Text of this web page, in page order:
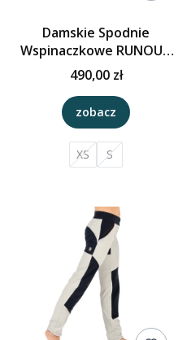
Damskie Spodnie
Wspinaczkowe RUNOUT
WMN
Szaroniebieski/Granat
490,00 zł
zobacz
XS S